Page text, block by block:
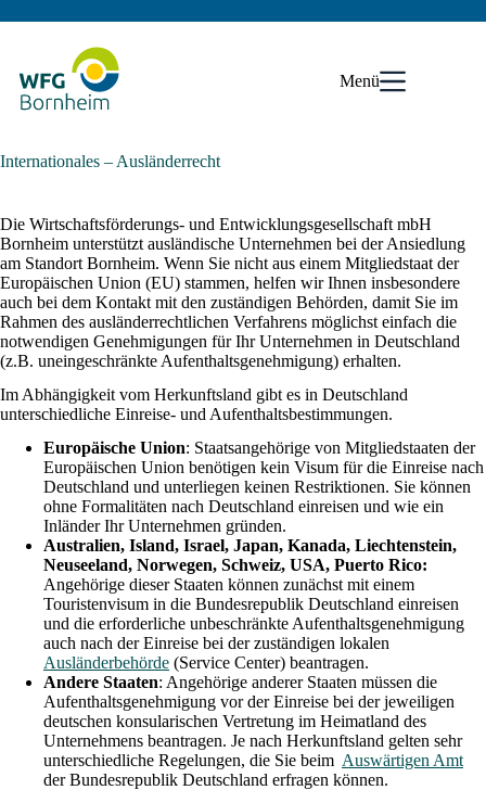
Inhalt
Menü
Internationales – Ausländerrecht
Die Wirtschaftsförderungs- und Entwicklungsgesellschaft mbH
Bornheim unterstützt ausländische Unternehmen bei der Ansiedlung
am Standort Bornheim. Wenn Sie nicht aus einem Mitgliedstaat der
Europäischen Union (EU) stammen, helfen wir Ihnen insbesondere
auch bei dem Kontakt mit den zuständigen Behörden, damit Sie im
Rahmen des ausländerrechtlichen Verfahrens möglichst einfach die
notwendigen Genehmigungen für Ihr Unternehmen in Deutschland
(z.B. uneingeschränkte Aufenthaltsgenehmigung) erhalten.
Im Abhängigkeit vom Herkunftsland gibt es in Deutschland
unterschiedliche Einreise- und Aufenthaltsbestimmungen.
Europäische Union: Staatsangehörige von Mitgliedstaaten der
Europäischen Union benötigen kein Visum für die Einreise nach
Deutschland und unterliegen keinen Restriktionen. Sie können
ohne Formalitäten nach Deutschland einreisen und wie ein
Inländer Ihr Unternehmen gründen.
Australien, Island, Israel, Japan, Kanada, Liechtenstein,
Neuseeland, Norwegen, Schweiz, USA, Puerto Rico:
Angehörige dieser Staaten können zunächst mit einem
Touristenvisum in die Bundesrepublik Deutschland einreisen
und die erforderliche unbeschränkte Aufenthaltsgenehmigung
auch nach der Einreise bei der zuständigen lokalen
Ausländerbehörde (Service Center) beantragen.
Andere Staaten: Angehörige anderer Staaten müssen die
Aufenthaltsgenehmigung vor der Einreise bei der jeweiligen
deutschen konsularischen Vertretung im Heimatland des
Unternehmens beantragen. Je nach Herkunftsland gelten sehr
unterschiedliche Regelungen, die Sie beim Auswärtigen Amt
der Bundesrepublik Deutschland erfragen können.